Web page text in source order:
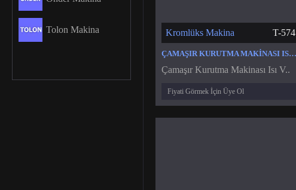
Tolon Makina Kromlüks Makina T-574
ÇAMAŞIR KURUTMA MAKINASI ISI VE NEM SENSÖR
Çamaşır Kurutma Makinası Isı V..
Fiyati Görmek İçin Üye Ol